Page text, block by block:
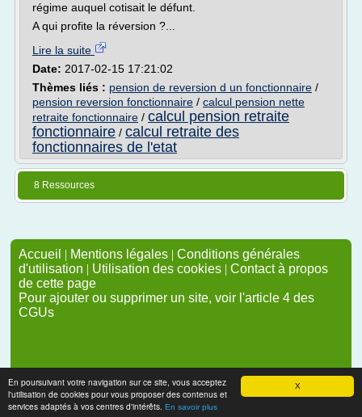
X
En poursuivant votre navigation sur ce site, vous acceptez
l'utilisation de cookies pour vous proposer des contenus et
services adaptés à vos centres d'intérêts. En savoir plus
régime auquel cotisait le défunt.
A qui profite la réversion ?...
Lire la suite
Date: 2017-02-15 17:21:02
Thèmes liés : pension de reversion d un fonctionnaire /
pension reversion fonctionnaire / calcul pension nette
retraite fonctionnaire / calcul pension retraite
fonctionnaire / calcul retraite des
fonctionnaires de l'etat
8 Ressources
Accueil | Mentions légales | Conditions générales
d'utilisation | Utilisation des cookies | Contact à propos
de cette page
Pour ajouter ou supprimer un site, voir l'article 4 des
CGUs